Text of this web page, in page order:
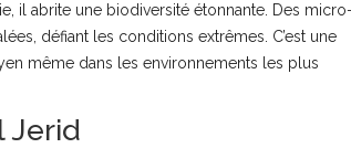
il abrite une biodiversité étonnante. Des micro-
défiant les conditions extrêmes. C’est une
même dans les environnements les plus
Jerid